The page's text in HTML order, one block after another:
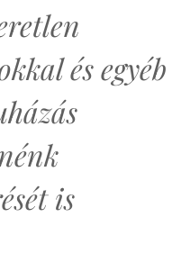
és egyéb
is